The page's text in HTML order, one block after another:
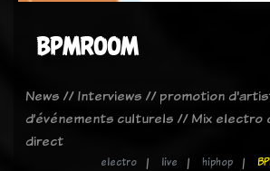
BPMROOM
News // Interviews // promotion
d’événements culturels // Mix electro
direct
electro live hiphop